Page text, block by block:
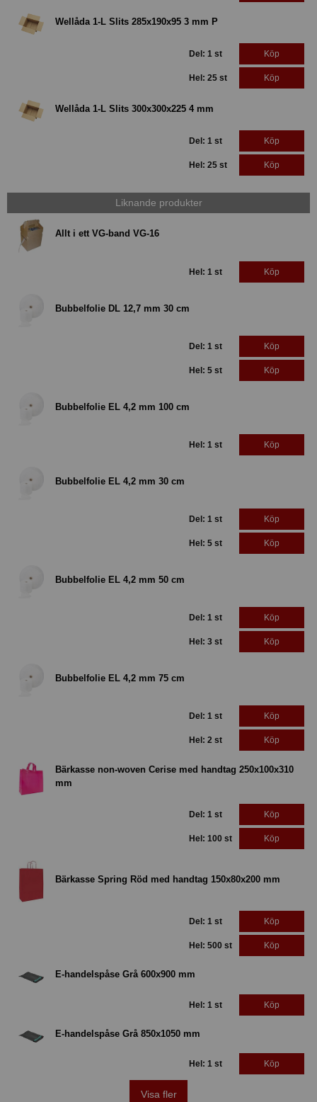
Wellåda 1-L Slits 285x190x95 3 mm P
Del: 1 st Köp
Hel: 25 st Köp
Wellåda 1-L Slits 300x300x225 4 mm
Del: 1 st Köp
Hel: 25 st Köp
Liknande produkter
Allt i ett VG-band VG-16
Hel: 1 st Köp
Bubbelfolie DL 12,7 mm 30 cm
Del: 1 st Köp
Hel: 5 st Köp
Bubbelfolie EL 4,2 mm 100 cm
Hel: 1 st Köp
Bubbelfolie EL 4,2 mm 30 cm
Del: 1 st Köp
Hel: 5 st Köp
Bubbelfolie EL 4,2 mm 50 cm
Del: 1 st Köp
Hel: 3 st Köp
Bubbelfolie EL 4,2 mm 75 cm
Del: 1 st Köp
Hel: 2 st Köp
Bärkasse non-woven Cerise med handtag 250x100x310
mm
Del: 1 st Köp
Hel: 100 st Köp
Bärkasse Spring Röd med handtag 150x80x200 mm
Del: 1 st Köp
Hel: 500 st Köp
E-handelspåse Grå 600x900 mm
Hel: 1 st Köp
E-handelspåse Grå 850x1050 mm
Hel: 1 st Köp
Visa fler